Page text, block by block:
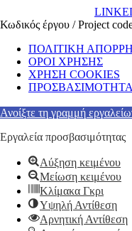
Κωδικός έργου / Project
ΠΟΛΙΤΙΚΗ
ΟΡΟΙ ΧΡΗΣΗΣ
ΧΡΗΣΗ COOKIES
ΠΡΟΣΒΑΣΙΜΟΤΗΤΑ
Ανοίξτε τη γραμμή
Εργαλεία προσβασιμότητας
Αύξηση κειμένου
Μείωση κειμένου
Κλίμακα Γκρι
Υψηλή Αντίθεση
Αρνητική Αντίθεση